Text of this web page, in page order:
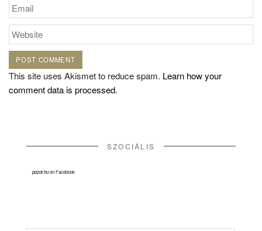
This site uses Akismet to reduce spam. Learn how your
comment data is processed.
SZOCIÁLIS
pozor.huon Facebook